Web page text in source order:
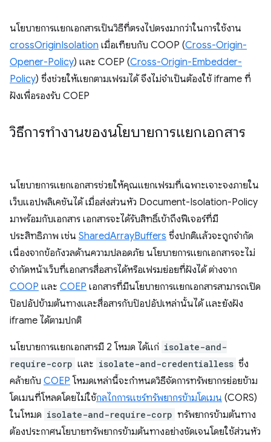
นโยบายการแยกเอกสารเป็นวิธีที่ตรงไปตรงมากว่าในการใช้งาน
crossOriginIsolation เมื่อเทียบกับ COOP (Cross-Origin-
Opener-Policy) และ COEP (Cross-Origin-Embedder-
Policy) ซึ่งช่วยให้แยกตามเฟรมได้ จึงไม่จำเป็นต้องใช้ iframe ที่
ฝังเพื่อรองรับ COEP
วิธีการทำงานของนโยบายการแยกเอกสาร
นโยบายการแยกเอกสารช่วยให้คุณแยกเฟรมที่เฉพาะเจาะจงภายใน
เว็บแอปพลิเคชันได้ เมื่อส่งส่วนหัว Document-Isolation-Policy
มาพร้อมกับเอกสาร เอกสารจะได้รับสิทธิ์เข้าถึงฟีเจอร์ที่มี
ประสิทธิภาพ เช่น SharedArrayBuffers ซึ่งปกติแล้วจะถูกจํากัด
เนื่องจากข้อกังวลด้านความปลอดภัย นโยบายการแยกเอกสารจะไม่
จำกัดหน้าเว็บที่เอกสารสื่อสารได้หรือเฟรมย่อยที่ฝังได้ ต่างจาก
COOP และ COEP เอกสารที่มีนโยบายการแยกเอกสารสามารถเปิด
ป๊อปอัปข้ามต้นทางและสื่อสารกับป๊อปอัปเหล่านั้นได้ และยังฝัง
iframe ได้ตามปกติ
นโยบายการแยกเอกสารมี 2 โหมด ได้แก่ isolate-and-
require-corp และ isolate-and-credentialless ซึ่ง
คล้ายกับ COEP โหมดเหล่านี้จะกําหนดวิธีจัดการทรัพยากรย่อยข้าม
โดเมนที่โหลดโดยไม่ใช้กลไกการแชร์ทรัพยากรข้ามโดเมน (CORS)
ในโหมด isolate-and-require-corp ทรัพยากรข้ามต้นทาง
ต้องประกาศนโยบายทรัพยากรข้ามต้นทางอย่างชัดเจนโดยใช้ส่วนหัว